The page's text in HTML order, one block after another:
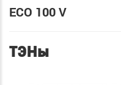
ECO 100 V
ТЭНы